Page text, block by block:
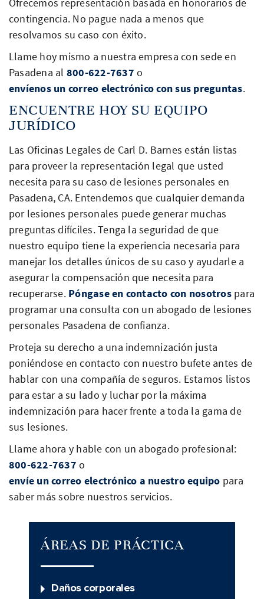
contingencia. No pague nada a menos que
resolvamos su caso con éxito.
Llame hoy mismo a nuestra empresa con sede en
Pasadena al 800-622-7637 o
envíenos un correo electrónico con sus preguntas.
ENCUENTRE HOY SU EQUIPO
JURÍDICO
Las Oficinas Legales de Carl D. Barnes están listas
para proveer la representación legal que usted
necesita para su caso de lesiones personales en
Pasadena, CA. Entendemos que cualquier demanda
por lesiones personales puede generar muchas
preguntas difíciles. Tenga la seguridad de que
nuestro equipo tiene la experiencia necesaria para
manejar los detalles únicos de su caso y ayudarle a
asegurar la compensación que necesita para
recuperarse. Póngase en contacto con nosotrospara
programar una consulta con un abogado de lesiones
personales Pasadena de confianza.
Proteja su derecho a una indemnización justa
poniéndose en contacto con nuestro bufete antes de
hablar con una compañía de seguros. Estamos listos
para estar a su lado y luchar por la máxima
indemnización para hacer frente a toda la gama de
sus lesiones.
Llame ahora y hable con un abogado profesional:
800-622-7637 o
envíe un correo electrónico a nuestro equipo para
saber más sobre nuestros servicios.
ÁREAS DE PRÁCTICA
Daños corporales